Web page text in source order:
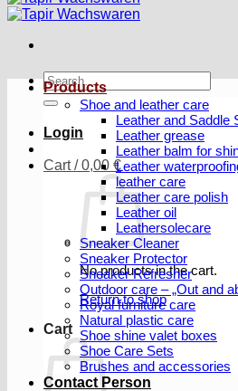
Search
for:
Login
Cart /0,00 €
No products in the cart.
Return to shop
Cart
Products
Shoe and leather care
Leather and Saddle
Leather grease
Leather balm for
Leather
leather care
Leather care polish
Leather oil
Leathersolecare
Sneaker Cleaner
Sneaker Protector
Sneaker Refresher
Outdoor care – „Out and
Royal furniture care
Natural plastic care
Shoe shine valet boxes
Shoe Care Sets
Brushes and accessories
Contact Person